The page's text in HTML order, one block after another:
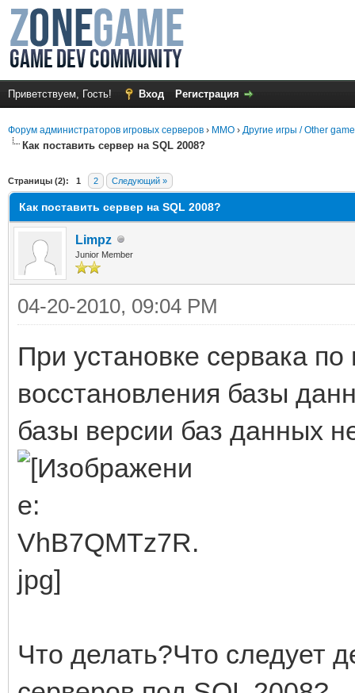
Приветствуем, Гость! Вход Регистрация
Форум администраторов игровых серверов › MMO › Другие игры / Other
Как поставить сервер на SQL 2008?
Страницы (2): 1 2 Следующий »
Как поставить сервер на SQL 2008?
Limpz
Junior Member
04-20-2010, 09:04 PM
При установке сервака по
восстановления базы
базы версии баз данных
Что делать?Что следует